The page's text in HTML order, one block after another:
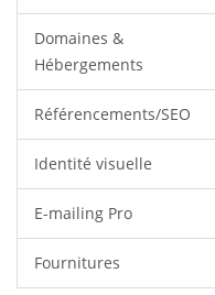
Domaines &
Hébergements
Référencements/SEO
Identité visuelle
E-mailing Pro
Fournitures